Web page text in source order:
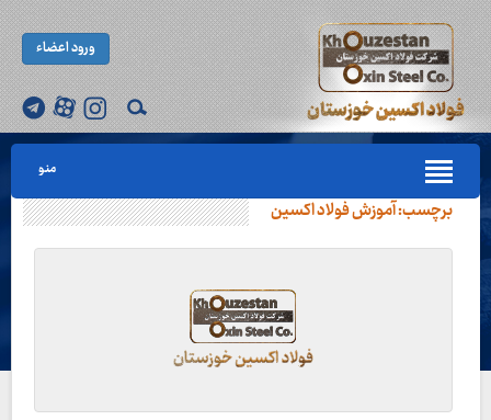
ورود اعضاء
منو
برچسب:آموزش فولاد اکسین